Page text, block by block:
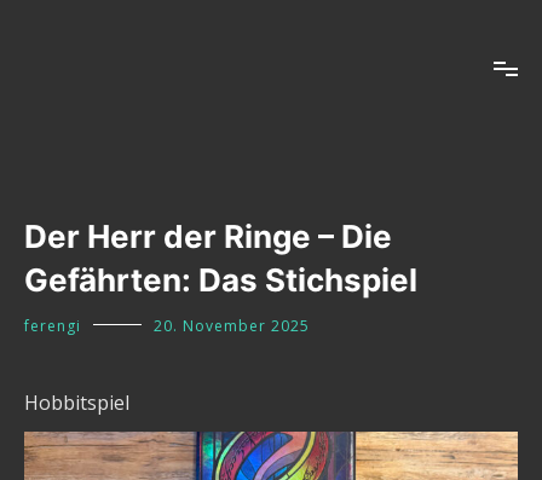
Der Herr der Ringe – Die
Gefährten: Das Stichspiel
ferengi 20. November 2025
Hobbitspiel